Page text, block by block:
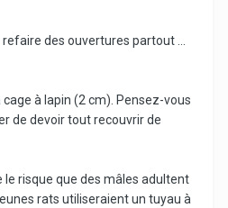
des ouvertures partout ...
à lapin (2 cm). Pensez-vous
de devoir tout recouvrir de
le risque que des mâles adultent
rats utiliseraient un tuyau à